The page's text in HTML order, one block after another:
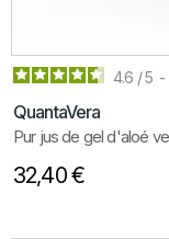
4.6 /5 -
QuantaVera
Pur jus de gel d'aloé
32,40 €